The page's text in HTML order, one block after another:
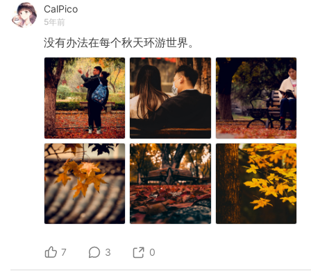
CalPico
5年前
没有办法在每个秋天环游世界。
7 3 0